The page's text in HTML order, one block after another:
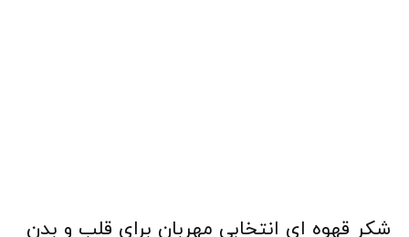
شکر قهوه‌ ای انتخابی مهربان برای قلب و بدن